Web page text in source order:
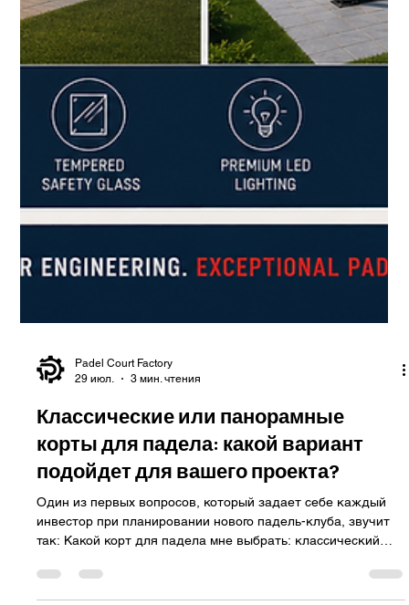
29 июл.
3 мин. чтения
Классические или панорамные
корты для падела: какой вариант